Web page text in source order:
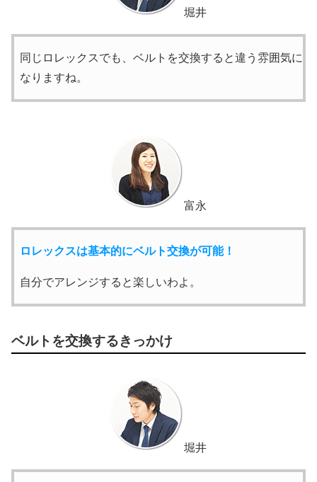
堀井
同じロレックスでも、ベルトを交換すると違う雰囲気に
なりますね。
富永
ロレックスは基本的にベルト交換が可能！
自分でアレンジすると楽しいわよ。
ベルトを交換するきっかけ
堀井